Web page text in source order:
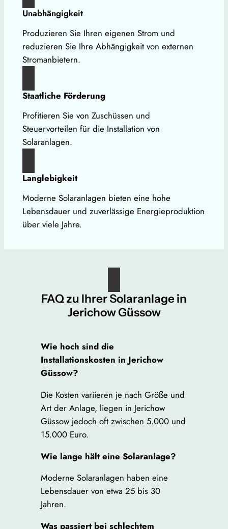
Unabhängigkeit
Produzieren Sie Ihren eigenen Strom und
reduzieren Sie Ihre Abhängigkeit von externen
Stromanbietern.
Staatliche Förderung
Profitieren Sie von Zuschüssen und
Steuervorteilen für die Installation von
Solaranlagen.
Langlebigkeit
Moderne Solaranlagen bieten eine hohe
Lebensdauer und zuverlässige Energieproduktion
über viele Jahre.
FAQ zu Ihrer Solaranlage in
Jerichow Güssow
Wie hoch sind die
Installationskosten in Jerichow
Güssow?
Die Kosten variieren je nach Größe und
Art der Anlage, liegen in Jerichow
Güssow jedoch oft zwischen 5.000 und
15.000 Euro.
Wie lange hält eine Solaranlage?
Moderne Solaranlagen haben eine
Lebensdauer von etwa 25 bis 30
Jahren.
Was passiert bei schlechtem